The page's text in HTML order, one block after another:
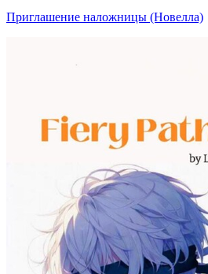
Приглашение наложницы (Новелла)